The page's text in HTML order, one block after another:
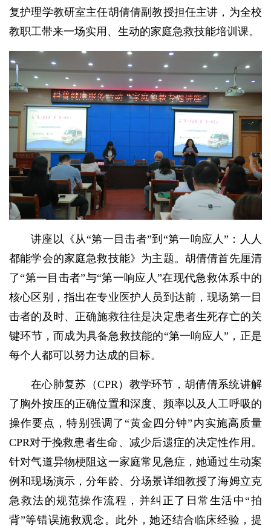
复护理学教研室主任胡倩倩副教授担任主讲，为全校
教职工带来一场实用、生动的家庭急救技能培训课。
讲座以《从“第一目击者”到“第一响应人”：人人
都能学会的家庭急救技能》为主题。胡倩倩首先厘清
了“第一目击者”与“第一响应人”在现代急救体系中的
核心区别，指出在专业医护人员到达前，现场第一目
击者的及时、正确施救往往是决定患者生死存亡的关
键环节，而成为具备急救技能的“第一响应人”，正是
每个人都可以努力达成的目标。
在心肺复苏（CPR）教学环节，胡倩倩系统讲解
了胸外按压的正确位置和深度、频率以及人工呼吸的
操作要点，特别强调了“黄金四分钟”内实施高质量
CPR对于挽救患者生命、减少后遗症的决定性作用 。
针对气道异物梗阻这一家庭常见急症，她通过生动案
例和现场演示，分年龄、分场景详细教授了海姆立克
急救法的规范操作流程，并纠正了日常生活中“拍
背”等错误施救观念。此外，她还结合临床经验，提